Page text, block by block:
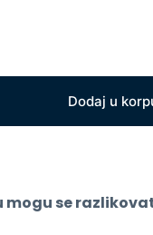
Dodaj u
mogu se